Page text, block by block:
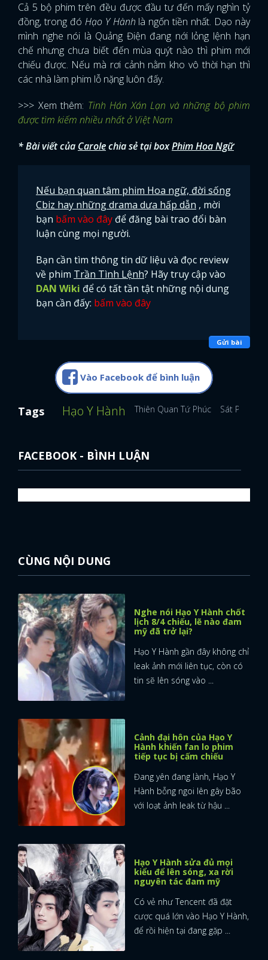
Cả 5 bộ phim trên đều được đầu tư đến mấy nghìn tỷ
đồng, trong đó Hạo Y Hành là ngốn tiền nhất. Dạo này
mình nghe nói là Quảng Điện đang nới lỏng lệnh hạn
chế nhưng chưa biết đến mùa quýt nào thì phim mới
chiếu được. Nếu mà rơi cảnh nằm kho vô thời hạn thì
các nhà làm phim lỗ nặng luôn đấy.
>>> Xem thêm: Tinh Hán Xán Lạn và những bộ phim
được tìm kiếm nhiều nhất ở Việt Nam
* Bài viết của Carolechia sẻ tại boxPhim Hoa Ngữ
Nếu bạn quan tâm phim Hoa ngữ, đời sống
Cbiz hay những drama dưa hấp dẫn , mời
bạn bấm vào đây để đăng bài trao đổi bàn
luận cùng mọi người.
Bạn cần tìm thông tin dữ liệu và đọc review
về phim Trần Tình Lệnh? Hãy truy cập vào
DAN Wiki để có tất tần tật những nội dung
bạn cần đấy: bấm vào đây
Gửi bài
Vào Facebook để bình luận
Tags Hạo Y Hành Thiên Quan Tứ Phúc Sát Phá
FACEBOOK - BÌNH LUẬN
CÙNG NỘI DUNG
Nghe nói Hạo Y Hành chốt
lịch 8/4 chiếu, lẽ nào đam
mỹ đã trở lại?
Hạo Y Hành gần đây không chỉ
leak ảnh mới liên tục, còn có
tin sẽ lên sóng vào ...
Cảnh đại hôn của Hạo Y
Hành khiến fan lo phim
tiếp tục bị cấm chiếu
Đang yên đang lành, Hạo Y
Hành bỗng ngoi lên gây bão
với loạt ảnh leak từ hậu ...
Hạo Y Hành sửa đủ mọi
kiểu để lên sóng, xa rời
nguyên tác đam mỹ
Có vẻ như Tencent đã đặt
cược quá lớn vào Hạo Y Hành,
để rồi hiện tại đang gặp ...